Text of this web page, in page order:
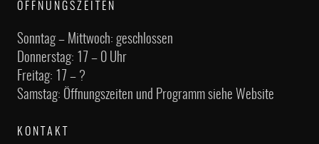
ÖFFNUNGSZEITEN
Sonntag – Mittwoch: geschlossen
Donnerstag: 17 – 0 Uhr
Freitag: 17 – ?
Samstag: Öffnungszeiten und Programm siehe Website
KONTAKT